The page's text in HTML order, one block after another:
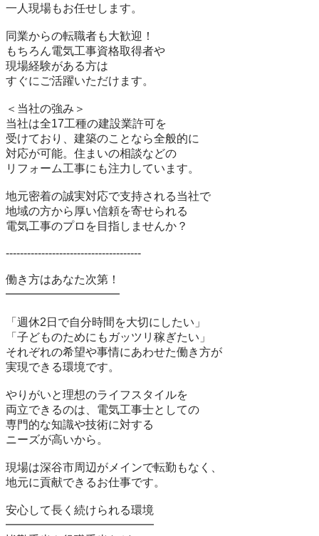
一人現場もお任せします。
同業からの転職者も大歓迎！
もちろん電気工事資格取得者や
現場経験がある方は
すぐにご活躍いただけます。
＜当社の強み＞
当社は全17工種の建設業許可を
受けており、建築のことなら全般的に
対応が可能。住まいの相談などの
リフォーム工事にも注力しています。
地元密着の誠実対応で支持される当社で
地域の方から厚い信頼を寄せられる
電気工事のプロを目指しませんか？
--------------------------------------
働き方はあなた次第！
━━━━━━━━━━
「週休2日で自分時間を大切にしたい」
「子どものためにもガッツリ稼ぎたい」
それぞれの希望や事情にあわせた働き方が
実現できる環境です。
やりがいと理想のライフスタイルを
両立できるのは、電気工事士としての
専門的な知識や技術に対する
ニーズが高いから。
現場は深谷市周辺がメインで転勤もなく、
地元に貢献できるお仕事です。
安心して長く続けられる環境
━━━━━━━━━━━━━